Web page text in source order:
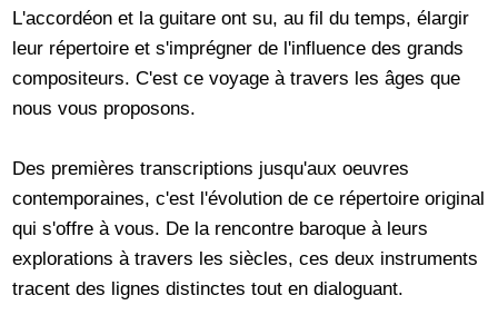
L'accordéon et la guitare ont su, au fil du temps, élargir
leur répertoire et s'imprégner de l'influence des grands
compositeurs. C'est ce voyage à travers les âges que
nous vous proposons.
Des premières transcriptions jusqu'aux oeuvres
contemporaines, c'est l'évolution de ce répertoire original
qui s'offre à vous. De la rencontre baroque à leurs
explorations à travers les siècles, ces deux instruments
tracent des lignes distinctes tout en dialoguant.